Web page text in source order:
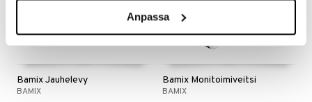
Anpassa
Bamix Jauhelevy
BAMIX
Bamix Monitoimiveitsi
BAMIX